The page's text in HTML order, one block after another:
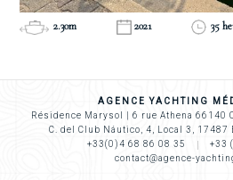
2.30m 2021 35
AGENCE YACHTING
Résidence Marysol | 6 rue Athena 66140
C. del Club Náutico, 4, Local 3, 17487
+33(0)4 68 86 08 35
+33
contact@agence-